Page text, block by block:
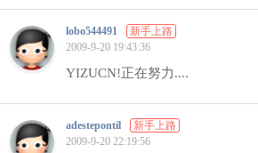
lobo544491
新手上路
2009-9-20 19:43:36
YIZUCN!正在努力....
adestepontil
新手上路
2009-9-20 22:19:56